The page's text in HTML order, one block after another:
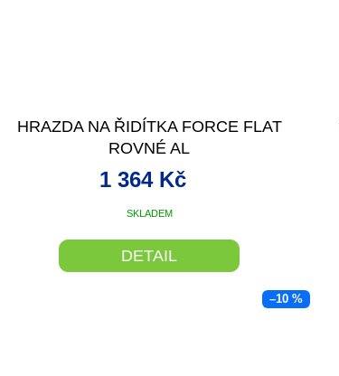
HRAZDA NA ŘIDÍTKA FORCE FLAT
ROVNÉ AL
SKLADEM
1 364 Kč
DETAIL
–10 %